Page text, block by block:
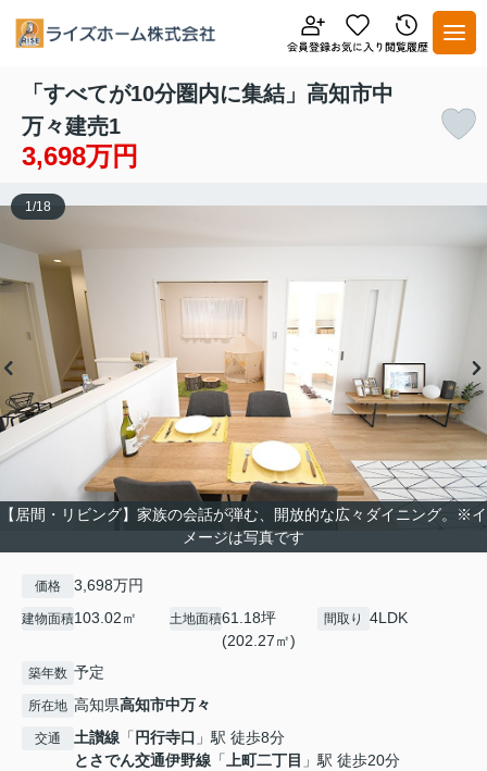
「すべてが10分圏内に集結」高知市中
万々建売1
3,698万円
【居間・リビング】家族の会話が弾む、開放的な広々ダイニング。※イ
メージは写真です
1/18
価格 3,698万円
建物面積103.02㎡ 土地面積61.18坪
(202.27㎡)
間取り 4LDK
築年数 予定
所在地 高知県高知市中万々
交通 土讃線 「 円行寺口 」駅 徒歩8分
とさでん交通伊野線 「上町二丁目 」駅 徒歩20分